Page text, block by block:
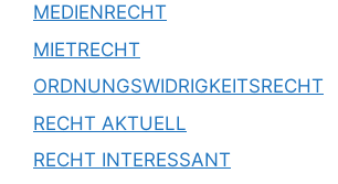
MEDIENRECHT
MIETRECHT
ORDNUNGSWIDRIGKEITSRECHT
RECHT AKTUELL
RECHT INTERESSANT